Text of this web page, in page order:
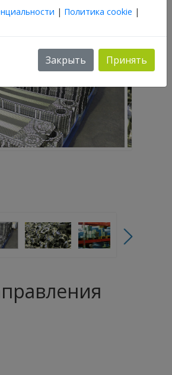
и удобная поддержка
| Политика cookie |
Закрыть Принять